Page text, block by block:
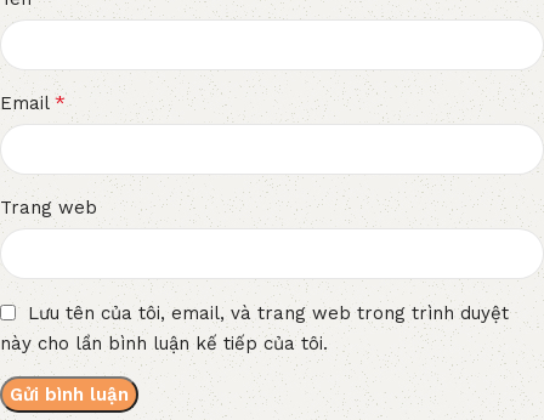
Email *
Trang web
Lưu tên của tôi, email, và trang web trong trình duyệt
này cho lần bình luận kế tiếp của tôi.